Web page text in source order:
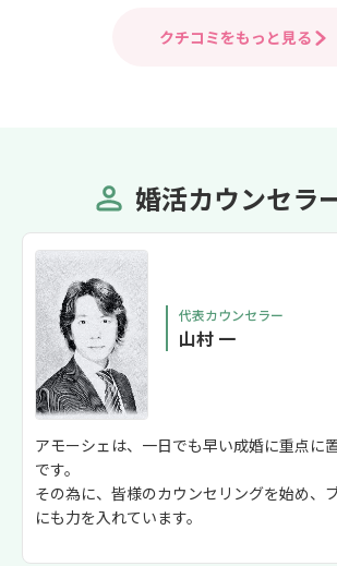
な自分にとっては、アモーシェさんは最
クチコミをもっと見る
婚活カウンセラ
代表カウンセラー
山村 一
アモーシェは、一日でも早い成婚に重点に
です。
その為に、皆様のカウンセリングを始め、
にも力を入れています。